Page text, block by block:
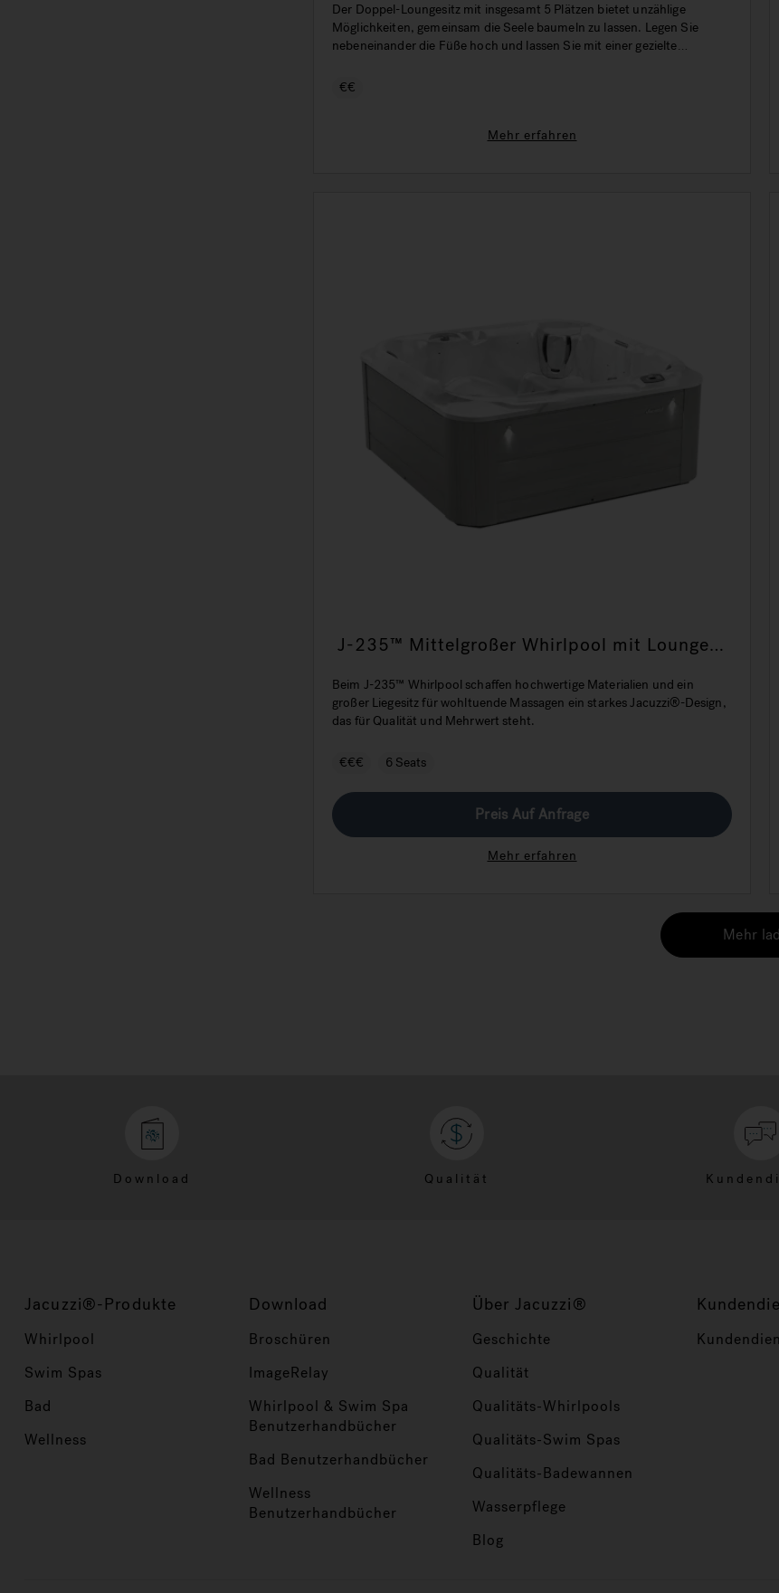
Der Doppel-Loungesitz mit insgesamt 5 Plätzen bietet unzählige
Möglichkeiten, gemeinsam die Seele baumeln zu lassen. Legen Sie
nebeneinander die Füße hoch und lassen Sie mit einer gezielte
€€
Mehr erfahren
J-235™ Mittelgroßer Whirlpool mit Lounge-
Beim J-235™ Whirlpool schaffen hochwertige Materialien und ein
großer Liegesitz für wohltuende Massagen ein starkes Jacuzzi®-Design,
das für Qualität und Mehrwert steht.
€€€ 6 Seats
Preis Auf Anfrage
Mehr erfahren
Mehr
Download Qualität
Jacuzzi®-Produkte
Whirlpool
Swim Spas
Bad
Wellness
Download
Broschüren
ImageRelay
Whirlpool & Swim Spa
Benutzerhandbücher
Bad Benutzerhandbücher
Wellness
Benutzerhandbücher
Über Jacuzzi®
Geschichte
Qualität
Qualitäts-Whirlpools
Qualitäts-Swim Spas
Qualitäts-Badewannen
Wasserpflege
Blog